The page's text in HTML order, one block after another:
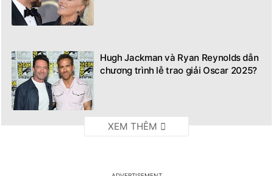
Hugh Jackman và Ryan Reynolds dẫn
chương trình lễ trao giải Oscar 2025?